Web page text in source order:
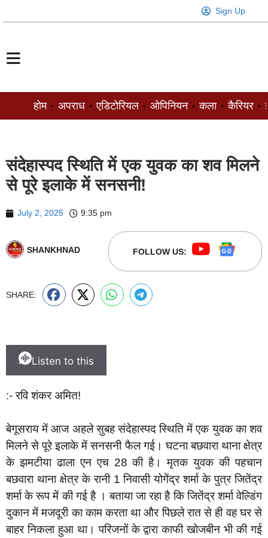
Sign Up
होम अपराध एडिटोरियल ओपिनियन कला कैरियर
संदेहास्पद स्थिति में एक युवक का शव मिलने
से पूरे इलाके में सनसनी!
July 2, 2025 9:35 pm
SHANKHNAD FOLLOW US:
SHARE:
Listen to this
:- रवि शंकर अमित!
बेगूसराय में आज अहले सुबह संदेहास्पद स्थिति में एक युवक का शव
मिलने से पूरे इलाके में सनसनी फैल गई। घटना बछवारा थाना क्षेत्र
के झमटीया ढाला एन एच 28 की है। मृतक युवक की पहचान
बछवारा थाना क्षेत्र के रानी 1 निवासी योगेंद्र शर्मा के पुत्र जितेंद्र
शर्मा के रूप में की गई है । बताया जा रहा है कि जितेंद्र शर्मा वेल्डिंग
दुकान में मजदूरी का काम करता था और पिछले रात से ही वह घर से
बाहर निकला हुआ था। परिजनों के द्वारा काफी खोजबीन भी की गई